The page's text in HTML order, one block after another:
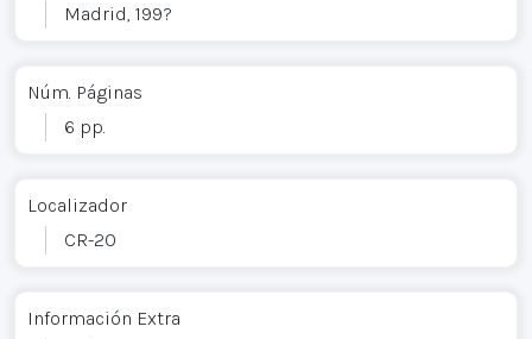
Madrid, 199?
Núm. Páginas
6 pp.
Localizador
CR-20
Información Extra